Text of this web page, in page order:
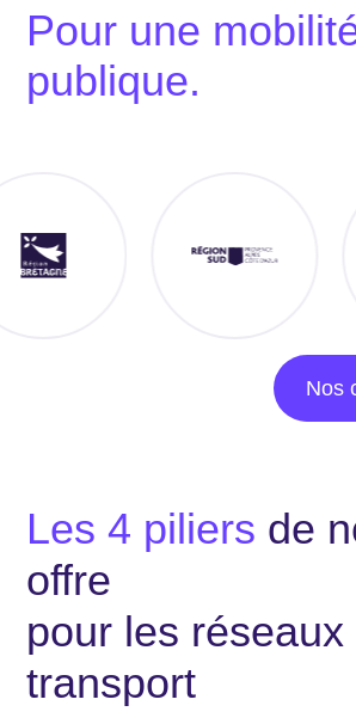
Pour une
publique.
Nos
Les 4 piliers de
offre
pour les réseaux
transport